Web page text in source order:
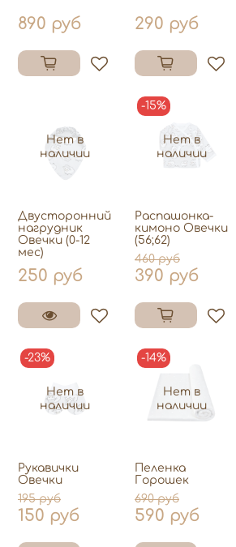
890 руб 290 руб
Нет в
наличии
Двусторонний
нагрудник
Овечки (0-12
мес)
250 руб
Нет в
наличии
-15%
Распашонка-
кимоно Овечки
(56;62)
460 руб
390 руб
Нет в
наличии
-23%
Рукавички
Овечки
195 руб
150 руб
Нет в
наличии
-14%
Пеленка
Горошек
690 руб
590 руб